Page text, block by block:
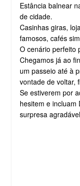
Estância balnear
de cidade.
Casinhas giras,
famosos, cafés
O cenário perfeito
Chegamos já ao
um passeio até à
vontade de voltar,
Se estiverem por
hesitem e incluam
surpresa